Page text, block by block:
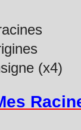
(x4)